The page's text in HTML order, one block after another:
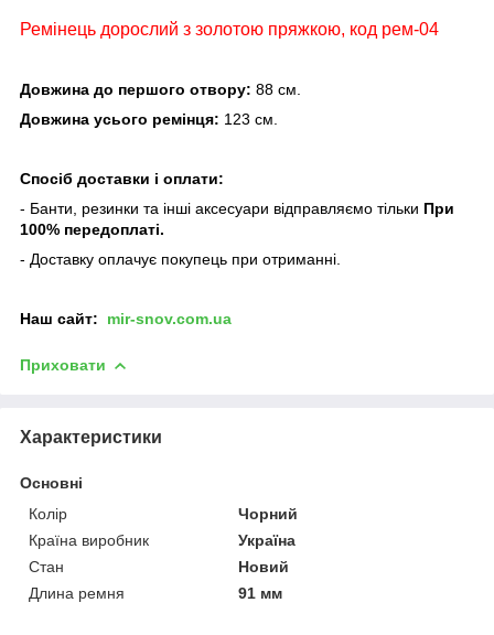
Ремінець дорослий з золотою пряжкою, код рем-04
Довжина до першого отвору: 88 см.
Довжина усього ремінця: 123 см.
Спосіб доставки і оплати:
- Банти, резинки та інші аксесуари відправляємо тільки При
100% передоплаті.
- Доставку оплачує покупець при отриманні.
Наш сайт: mir-snov.com.ua
Приховати
Характеристики
Основні
Колір
Чорний
Країна виробник
Україна
Стан
Новий
Длина ремня
91 мм